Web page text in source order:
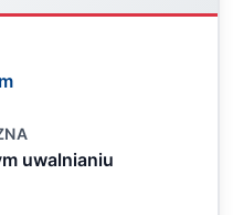
uwalnianiu